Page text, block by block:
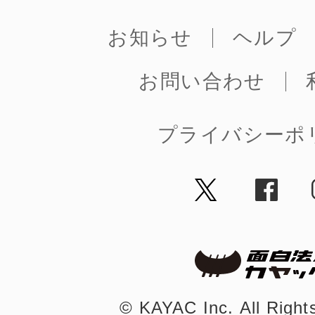
お知らせ
ヘルプ
お問い合わせ
プライバシーポ
©︎ KAYAC Inc. All
お知らせ
ヘルプ
お問い合わせ